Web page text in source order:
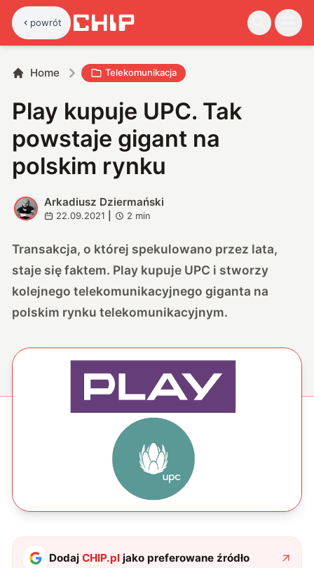
powrót
Home Telekomunikacja
Play kupuje UPC. Tak
powstaje gigant na
polskim rynku
A
Arkadiusz Dziermański
22.09.2021 2 min
Transakcja, o której spekulowano przez lata,
staje się faktem. Play kupuje UPC i stworzy
kolejnego telekomunikacyjnego giganta na
polskim rynku telekomunikacyjnym.
DodajCHIP.pl jako preferowane źródło